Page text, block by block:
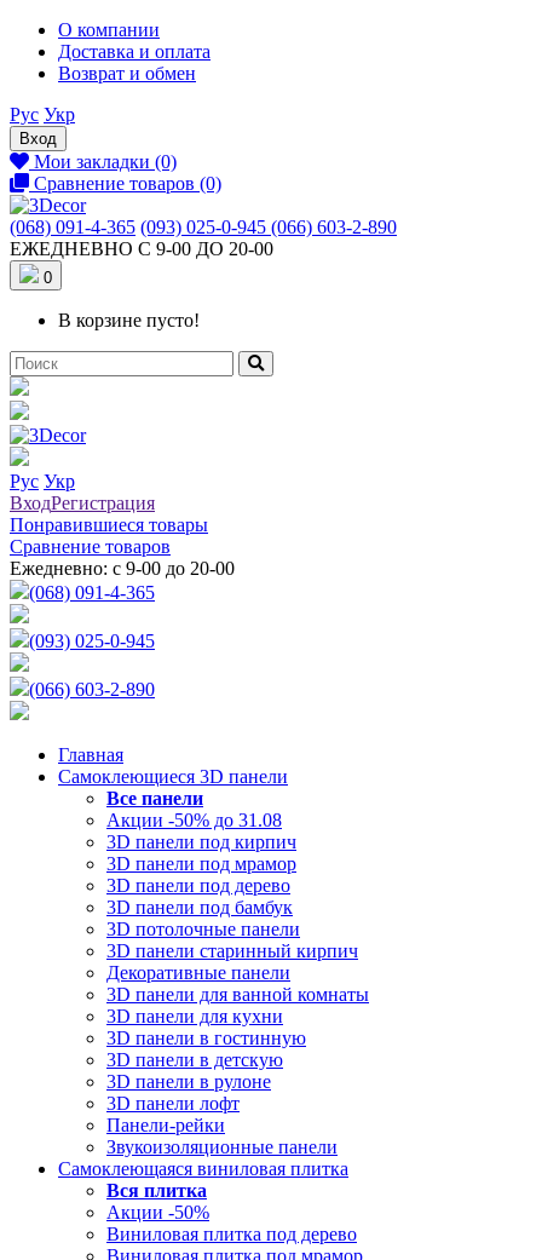
О компании
Доставка и оплата
Возврат и обмен
Рус Укр
Вход
Мои закладки (0)
Сравнение товаров (0)
(068) 091-4-365 (093) 025-0-945 (066) 603-2-890
ЕЖЕДНЕВНО С 9-00 ДО 20-00
0
В корзине пусто!
Рус Укр
ВходРегистрация
Понравившиеся товары
Сравнение товаров
Ежедневно: с 9-00 до 20-00
(068) 091-4-365
(093) 025-0-945
(066) 603-2-890
Главная
Самоклеющиеся 3D панели
Все панели
Акции -50% до 31.08
3D панели под кирпич
3D панели под мрамор
3D панели под дерево
3D панели под бамбук
3D потолочные панели
3D панели старинный кирпич
Декоративные панели
3D панели для ванной комнаты
3D панели для кухни
3D панели в гостинную
3D панели в детскую
3D панели в рулоне
3D панели лофт
Панели-рейки
Звукоизоляционные панели
Самоклеющаяся виниловая плитка
Вся плитка
Акции -50%
Виниловая плитка под дерево
Виниловая плитка под мрамор